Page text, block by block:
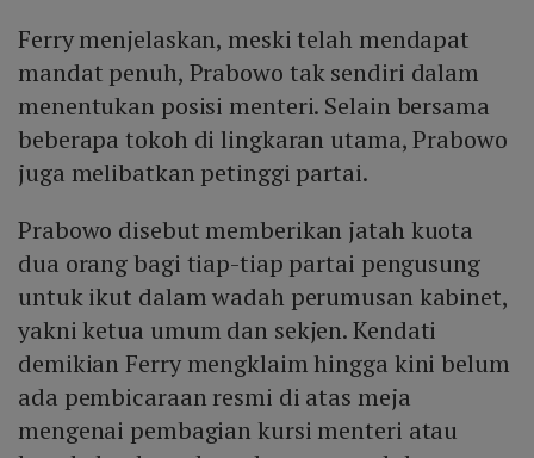
Ferry menjelaskan, meski telah mendapat
mandat penuh, Prabowo tak sendiri dalam
menentukan posisi menteri. Selain bersama
beberapa tokoh di lingkaran utama, Prabowo
juga melibatkan petinggi partai.
Prabowo disebut memberikan jatah kuota
dua orang bagi tiap-tiap partai pengusung
untuk ikut dalam wadah perumusan kabinet,
yakni ketua umum dan sekjen. Kendati
demikian Ferry mengklaim hingga kini belum
ada pembicaraan resmi di atas meja
mengenai pembagian kursi menteri atau